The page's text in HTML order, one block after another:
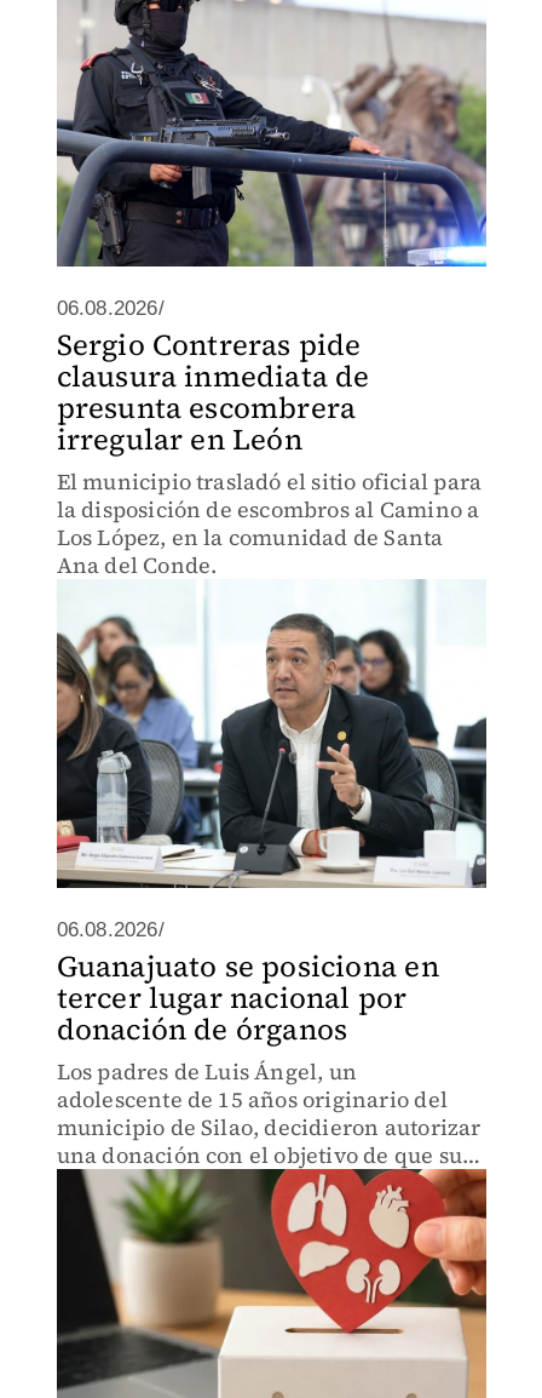
06.08.2026/
Sergio Contreras pide
clausura inmediata de
presunta escombrera
irregular en León
El municipio trasladó el sitio oficial para
la disposición de escombros al Camino a
Los López, en la comunidad de Santa
Ana del Conde.
06.08.2026/
Guanajuato se posiciona en
tercer lugar nacional por
donación de órganos
Los padres de Luis Ángel, un
adolescente de 15 años originario del
municipio de Silao, decidieron autorizar
una donación con el objetivo de que su
hijo ayudara a cambiar el destino de
cinco pacientes.